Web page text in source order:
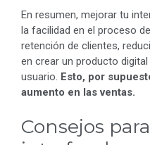
En resumen, mejorar tu
la facilidad en el proceso
retención de clientes,
en crear un producto
usuario. Esto, por
aumento en las ventas.
Consejos